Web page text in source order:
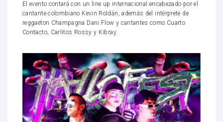
El evento contará con un line up internacional encabezado por el
cantante colombiano Kevin Roldán, además del intérprete de
reggaeton Champagna Dani Flow y cantantes como Cuarto
Contacto, Carlitos Rossy y Kibray.